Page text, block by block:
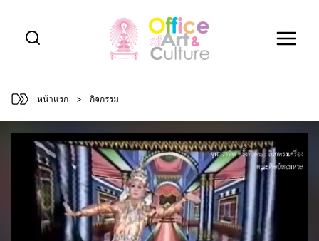
content
หน้าแรก > กิจกรรม